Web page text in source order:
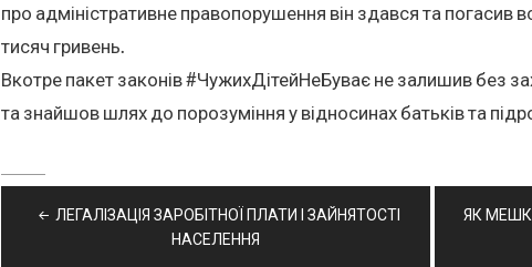
про адміністративне правопорушення він здався та погасив
тисяч гривень.
Вкотре пакет законів #ЧужихДітейНеБуває не залишив без
та знайшов шлях до порозуміння у відносинах батьків та
записівЛЕГАЛІЗАЦІЯ ЗАРОБІТНОЇ ПЛАТИ І ЗАЙНЯТОСТІ
НАСЕЛЕННЯ
ЯК